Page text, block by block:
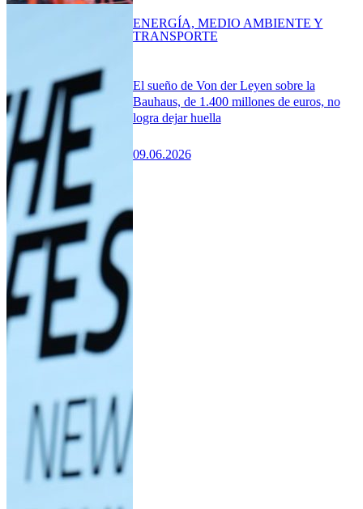
El sueño de Von der Leyen sobre la
Bauhaus, de 1.400 millones de euros, no
logra dejar huella
09.06.2026
ENERGÍA, MEDIO AMBIENTE Y
TRANSPORTE